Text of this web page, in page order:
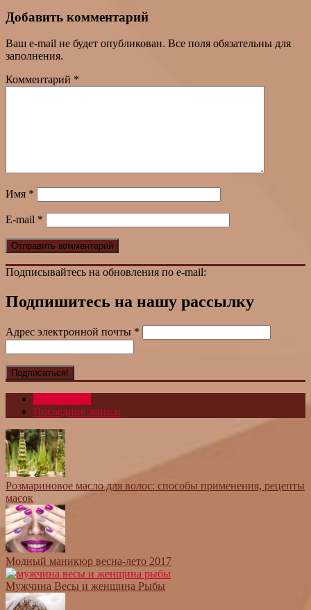
Добавить комментарий
Ваш e-mail не будет опубликован. Все поля обязательны для
заполнения.
Комментарий *
Имя *
E-mail *
Подписывайтесь на обновления по e-mail:
Подпишитесь на нашу рассылку
Адрес электронной почты *
Последние записи
Розмариновое масло для волос: способы применения, рецепты
масок
Модный маникюр весна-лето 2017
Мужчина Весы и женщина Рыбы